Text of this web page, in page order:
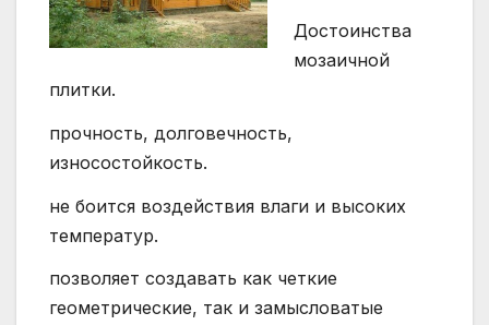
Достоинства
мозаичной
плитки.
прочность, долговечность,
износостойкость.
не боится воздействия влаги и высоких
температур.
позволяет создавать как четкие
геометрические, так и замысловатые